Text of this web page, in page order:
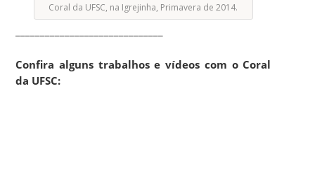
Coral da UFSC, na Igrejinha, Primavera de 2014.
Confira alguns trabalhos e vídeos com o Coral
da UFSC: